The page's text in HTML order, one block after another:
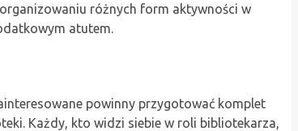
różnych form aktywności w
atutem.
powinny przygotować komplet
Każdy, kto widzi siebie w roli bibliotekarza,